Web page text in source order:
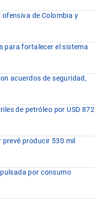
de Colombia y
para fortalecer el sistema
acuerdos de seguridad,
de petróleo por USD 872
producir 530 mil
por consumo